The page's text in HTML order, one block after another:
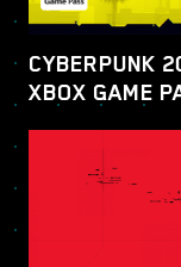
CYBERPUNK
XBOX GAME